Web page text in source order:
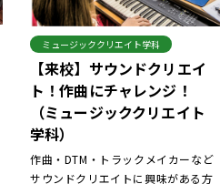
ミュージッククリエイト学科
【来校】サウンドクリエイ
ト！作曲にチャレンジ！
（ミュージッククリエイト
学科）
作曲・DTM・トラックメイカーなど
サウンドクリエイトに興味がある方